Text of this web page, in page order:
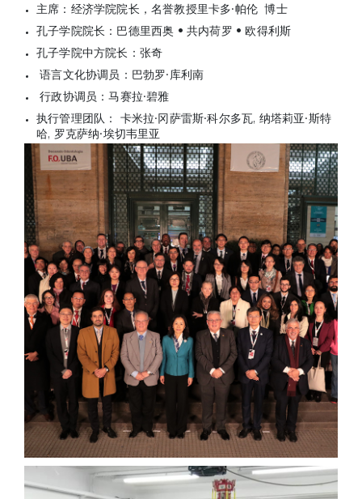
主席：经济学院院长，名誉教授里卡多·帕伦 博士
孔子学院院长：巴德里西奥 • 共内荷罗 • 欧得利斯
孔子学院中方院长：张奇
语言文化协调员：巴勃罗·库利南
行政协调员：马赛拉·碧雅
执行管理团队： 卡米拉·冈萨雷斯·科尔多瓦, 纳塔莉亚·斯特
哈, 罗克萨纳·埃切韦里亚